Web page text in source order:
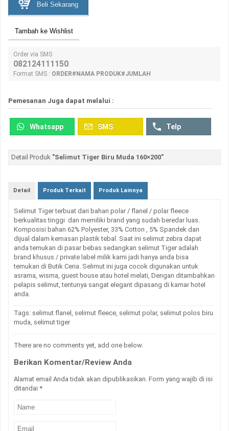
Beli Sekarang
Tambah ke Wishlist
Order via SMS
082124111150
Format SMS : ORDER#NAMA PRODUK#JUMLAH
Pemesanan Juga dapat melalui :
Whatsapp SMS Telp
Detail Produk "Selimut Tiger Biru Muda 160×200"
Detail Produk Terkait Produk Lainnya
Selimut Tiger terbuat dari bahan polar / flanel / polar fleece
berkualitas tinggi dan memiliki brand yang sudah beredar luas.
Komposisi bahan 62% Polyester, 33% Cotton , 5% Spandek dan
dijual dalam kemasan plastik tebal. Saat ini selimut zebra dapat
anda temukan di pasar bebas sedangkan selimut Tiger adalah
brand khusus / private label milik kami jadi hanya anda bisa
temukan di Butik Ceria. Selimut ini juga cocok digunakan untuk
asrama, wisma, guest house atau hotel melati, Dengan ditambahkan
pelapis selimut, tentunya sangat elegant dipasang di kamar hotel
anda.
Tags: selimut flanel , selimut fleece, selimut polar, selimut polos biru
muda, selimut tiger
There are no comments yet, add one below.
Berikan Komentar/Review Anda
Alamat email Anda tidak akan dipublikasikan. Form yang wajib di isi
ditandai *